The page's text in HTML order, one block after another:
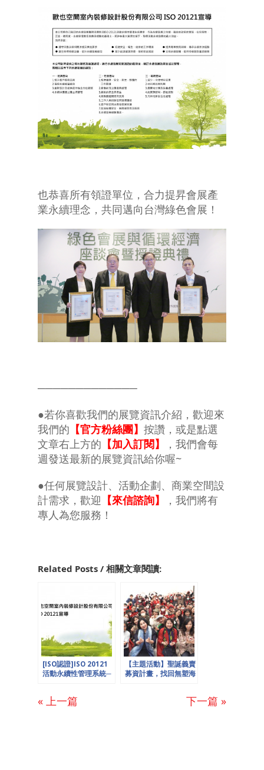
也恭喜所有領證單位，合力提昇會展產
業永續理念，共同邁向台灣綠色會展！
─────────────
●若你喜歡我們的展覽資訊介紹，歡迎來
我們的 【官方粉絲團】 按讚，或是點選
文章右上方的 【加入訂閱】
，我們會每
週發送最新的展覽資訊給你喔~
●任何展覽設計、活動企劃、商業空間設
計需求，歡迎 【來信諮詢】
，我們將有
專人為您服務！
Related Posts / 相關文章閱讀:
[ISO認證]ISO 20121
活動永續性管理系統─
【主題活動】聖誕義賣
募資計畫，找回無塑海
« 上一篇 下一篇 »